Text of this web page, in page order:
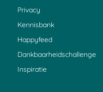
Privacy
Kennisbank
Happyfeed
Dankbaarheidschallenge
Inspiratie